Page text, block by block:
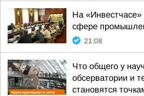
На
сфере
21:08
Что общего у
обсерватории и
становятся